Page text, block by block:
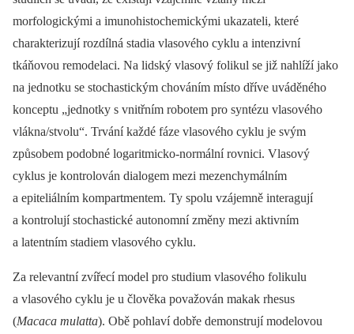
morfologickými a imunohistochemickými ukazateli, které
charakterizují rozdílná stadia vlasového cyklu a intenzivní
tkáňovou remodelaci. Na lidský vlasový folikul se již nahlíží jako
na jednotku se stochastickým chováním místo dříve uváděného
konceptu „jednotky s vnitřním robotem pro syntézu vlasového
vlákna/stvolu“. Trvání každé fáze vlasového cyklu je svým
způsobem podobné logaritmicko-normální rovnici. Vlasový
cyklus je kontrolován dialogem mezi mezenchymálním
a epiteliálním kompartmentem. Ty spolu vzájemně interagují
a kontrolují stochastické autonomní změny mezi aktivním
a latentním stadiem vlasového cyklu.
Za relevantní zvířecí model pro studium vlasového folikulu
a vlasového cyklu je u člověka považován makak rhesus
(Macaca mulatta). Obě pohlaví dobře demonstrují modelovou